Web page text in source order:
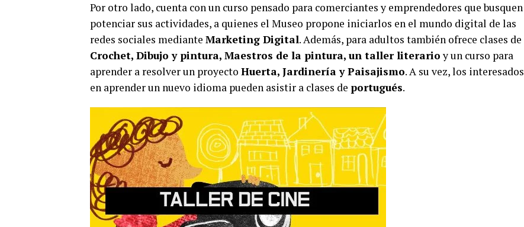
Por otro lado, cuenta con un curso pensado para comerciantes y emprendedores que busquen
potenciar sus actividades, a quienes el Museo propone iniciarlos en el mundo digital de las
redes sociales mediante Marketing Digital. Además, para adultos también ofrece clases de
Crochet, Dibujo y pintura, Maestros de la pintura, un taller literarioy un curso para
aprender a resolver un proyecto Huerta, Jardinería y Paisajismo. A su vez, los interesados
en aprender un nuevo idioma pueden asistir a clases de portugués.